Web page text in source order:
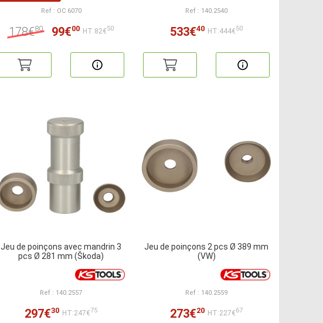
Ref : OC 6070
178€80 99€00 HT:82€50
Ref : 140.2540
533€40 HT:444€50
Jeu de poinçons avec mandrin 3
pcs Ø 281 mm (Škoda)
Ref : 140.2557
297€30 HT:247€75
Jeu de poinçons 2 pcs Ø 389 mm
(VW)
Ref : 140.2559
273€20 HT:227€67